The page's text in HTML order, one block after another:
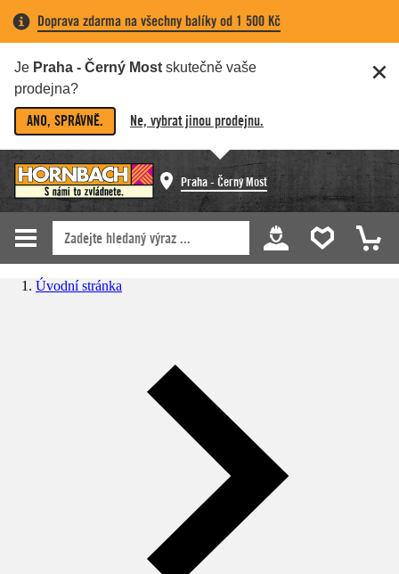
Doprava zdarma na všechny balíky od 1 500 Kč
Je Praha - Černý Most skutečně vaše
prodejna?
ANO, SPRÁVNĚ. Ne, vybrat jinou prodejnu.
Praha - Černý Most
Úvodní stránka